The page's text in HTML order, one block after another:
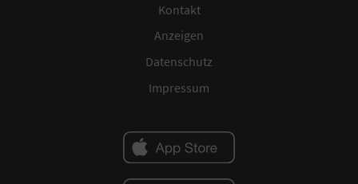
Kontakt
Anzeigen
Datenschutz
Impressum